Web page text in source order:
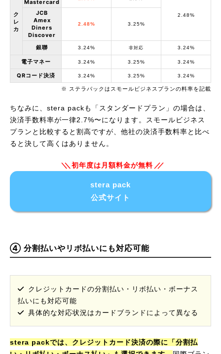
ク
レ
カ
Mastercard
2.48%
JCB
Amex
Diners
Discover
2.48% 3.25%
銀聯 3.24% 非対応 3.24%
電子マネー 3.24% 3.25% 3.24%
QRコード決済 3.24% 3.25% 3.24%
※ ステラパックはスモールビジネスプランの料率を記載
ちなみに、stera packも「スタンダードプラン」の場合は、
決済手数料率が一律2.7%〜になります。スモールビジネス
プランと比較すると割高ですが、他社の決済手数料率と比べ
ると決して高くはありません。
初年度は月額料金が無料
stera pack
公式サイト
④ 分割払いやリボ払いにも対応可能
クレジットカードの分割払い・リボ払い・ボーナス
払いにも対応可能
具体的な対応状況はカードブランドによって異なる
stera packでは、クレジットカード決済の際に「分割払